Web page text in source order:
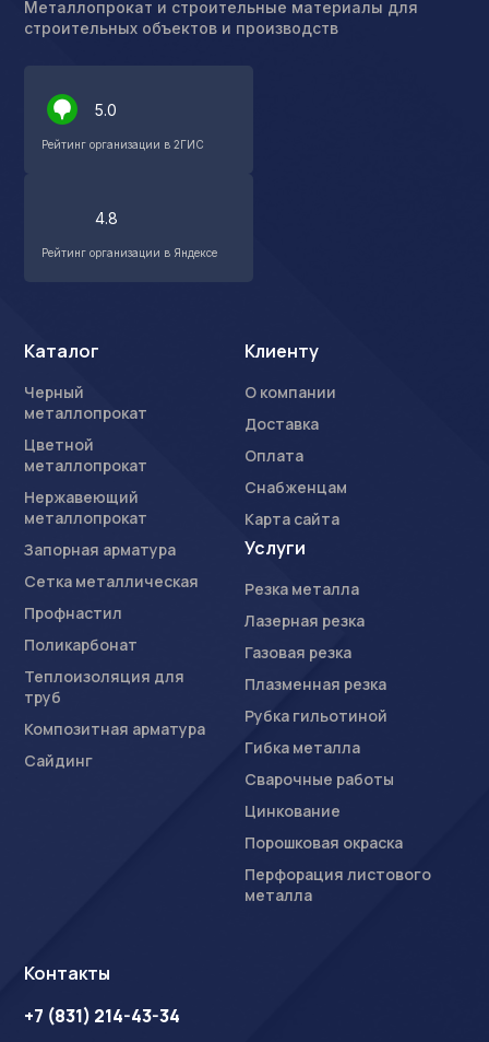
Металлопрокат и строительные материалы для
строительных объектов и производств
5.0
Рейтинг организации в 2ГИС
4.8
Рейтинг организации в Яндексе
Каталог
Черный
металлопрокат
Цветной
металлопрокат
Нержавеющий
металлопрокат
Запорная арматура
Сетка металлическая
Профнастил
Поликарбонат
Теплоизоляция для
труб
Композитная арматура
Сайдинг
Клиенту
О компании
Доставка
Оплата
Снабженцам
Карта сайта
Услуги
Резка металла
Лазерная резка
Газовая резка
Плазменная резка
Рубка гильотиной
Гибка металла
Сварочные работы
Цинкование
Порошковая окраска
Перфорация листового
металла
Контакты
+7 (831) 214-43-34